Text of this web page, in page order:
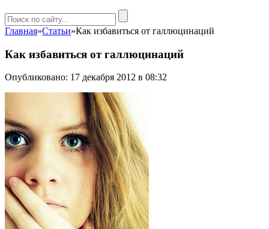
Главная»Статьи»Как избавиться от галлюцинаций
Как избавиться от галлюцинаций
Опубликовано: 17 декабря 2012 в 08:32